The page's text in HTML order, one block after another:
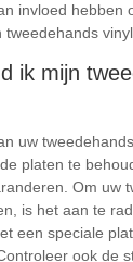
invloed hebben
ik mijn
uw
platen te
Om uw
is het aan te
een speciale
ook de